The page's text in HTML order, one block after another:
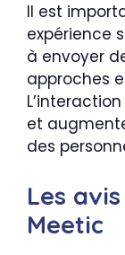
Il est
expérience
à envoyer
approches
et
des
Les
Meetic